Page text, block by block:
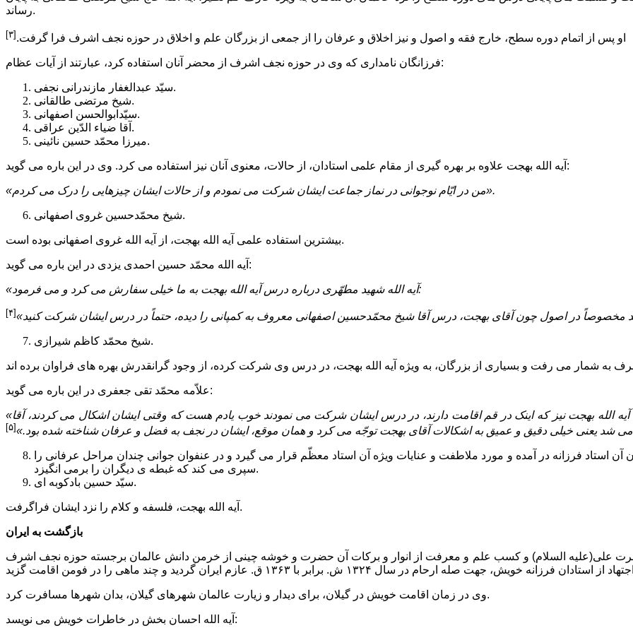
رساند.
او پس از اتمام دوره سطح، خارج فقه و اصول و نیز اخلاق و عرفان را از جمعى از بزرگان علم و اخلاق در حوزه نجف اشرف فرا گرفت.[۳]
فرزانگان نامدارى که وى در حوزه نجف اشرف از محضر آنان استفاده کرد، عبارتند از آیات عظام:
سیّد عبدالغفار مازندرانى نجفى.
شیخ مرتضى طالقانى.
سیّدابوالحسن اصفهانى.
آقا ضیاء الدّین عراقى.
میرزا محمّد حسین نائینى.
آیه الله بهجت علاوه بر بهره گیرى از مقام علمى استادان، از حالات، معنوى آنان نیز استفاده مى کرد. وى در این باره مى گوید:
«من در ایّام نوجوانى در نماز جماعت ایشان شرکت مى نمودم و از حالات ایشان چیزهایى را درک مى کردم».
شیخ محمّدحسین غروى اصفهانى.
بیشترین استفاده علمى آیه الله بهجت، از آیه الله غروى اصفهانى بوده است.
آیه الله محمّد حسین احمدى یزدى در این باره مى گوید:
«آیه الله شهید مطهّرى درباره درس آیه الله بهجت به ما خیلى سفارش مى کرد و مى فرمود:
مخصوصاً در اصول چون آقاى بهجت، درس آقا شیخ محمّدحسین اصفهانى معروف به کمپانى را دیده، حتماً در درس ایشان شرکت کنید»[۴]
شیخ محمّد کاظم شیرازى.
علاّمه محمّد تقى جعفرى در این باره مى گوید:
«آن هنگام که در خدمت آقا شیخ کاظم شیرازى مکاسب مى خواندیم، آیه الله بهجت نیز که اینک در قم اقامت دارند، در درس ایشان شرکت مى نمودند خوب یادم هست که وقتى ایشان اشکال مى کردند، آقا
مى شد یعنى خیلى دقیق و عمیق به اشکالات آقاى بهجت توجّه مى کرد و همان موقع، ایشان در نجف به فضل و عرفان شناخته شده بود.»[۵]
در سن ۱۸ سالگى در سلک شاگردان آن استاد فرزانه در آمده و مورد ملاطفت و عنایات ویژه آن استاد معظّم قرار مى گیرد و در عنفوان جوانى چندان مراحل عرفانى را
سپرى مى کند که غبطه ى دیگران را برمى انگیزد.
سیّد حسین بادکوبه اى.
آیه الله بهجت، فلسفه و کلام را نزد ایشان فراگرفت.
بازگشت به ایران
على(علیه السلام) و کسب علم و معرفت از انوار و برکات آن حضرت و خوشه چینى از خرمن دانش عالمان برجسته حوزه نجف اشرف
وى در زمان اقامت خویش در گیلان، براى دیدار و زیارت عالمان شهرهاى گیلان، بدان شهرها مسافرت کرد.
آیه الله احسان بخش در خاطرات خویش مى نویسد: